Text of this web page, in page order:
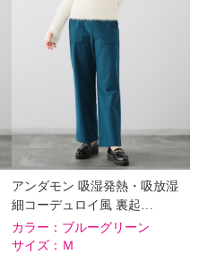
アンダモン 吸湿発熱・吸放湿
細コーデュロイ風 裏起…
カラー： ブルーグリーン
サイズ： Ｍ